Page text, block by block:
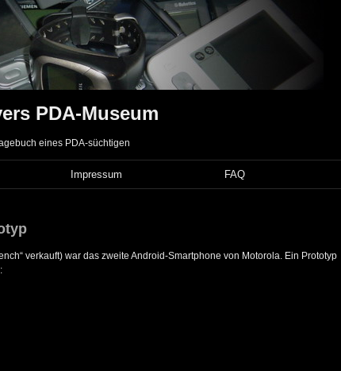
PDA-Museum
eines PDA-süchtigen
Impressum FAQ
verkauft) war das zweite Android-Smartphone von Motorola. Ein Prototyp